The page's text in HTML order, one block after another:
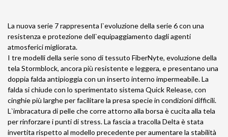
La nuova serie 7 rappresenta l`evoluzione della serie 6 con una
resistenza e protezione dell`equipaggiamento dagli agenti
atmosferici migliorata.
I tre modelli della serie sono di tessuto FiberNyte, evoluzione della
tela Stormblock, ancora più resistente e leggera, e presentano una
doppia falda antipioggia con un inserto interno impermeabile. La
falda si chiude con lo sperimentato sistema Quick Release, con
cinghie più larghe per facilitare la presa specie in condizioni difficili.
L`imbracatura di pelle che corre attorno alla borsa è cucita alla tela
per rinforzare i punti di stress. La fascia a tracolla Delta è stata
invertita rispetto al modello precedente per aumentare la stabilità